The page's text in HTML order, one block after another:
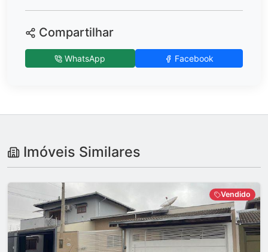
Compartilhar
WhatsApp Facebook
Imóveis Similares
Vendido